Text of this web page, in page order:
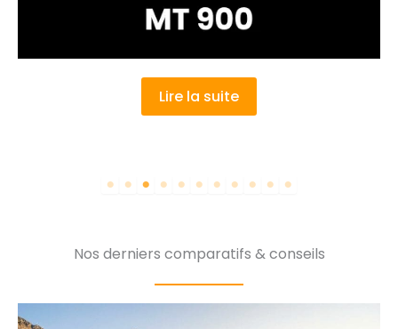
Lire la suite
Nos derniers comparatifs & conseils